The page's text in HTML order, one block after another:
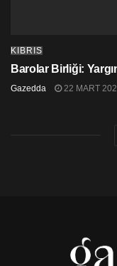
KIBRIS
Barolar Birliği:
Gazedda 22 MART